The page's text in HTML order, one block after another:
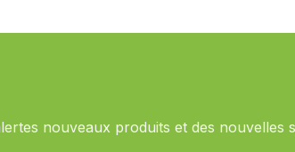
nouveaux produits et des nouvelles